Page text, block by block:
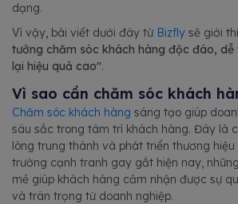
dạng.
Vì vậy, bài viết dưới đây từ Bizfly sẽ giới
tưởng chăm sóc khách hàng độc đáo, dễ
lại hiệu quả cao".
Vì sao cần chăm sóc khách
Chăm sóc khách hàng sáng tạo giúp
sâu sắc trong tâm trí khách hàng. Đây là
lòng trung thành và phát triển thương hiệu
trường cạnh tranh gay gắt hiện nay,
mẻ giúp khách hàng cảm nhận được sự
và trân trọng từ doanh nghiệp.